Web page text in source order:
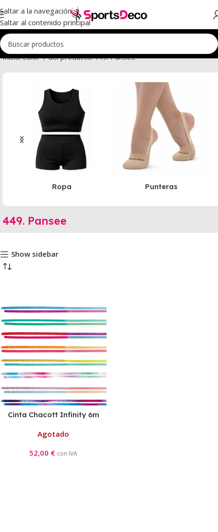
Saltar a la navegación
Saltar al contenido principal
Inicio Color 1 del producto 449. Pansee
Ropa Punteras
449. Pansee
Show sidebar
Cinta Chacott Infinity 6m
Agotado
52,00 € con IVA